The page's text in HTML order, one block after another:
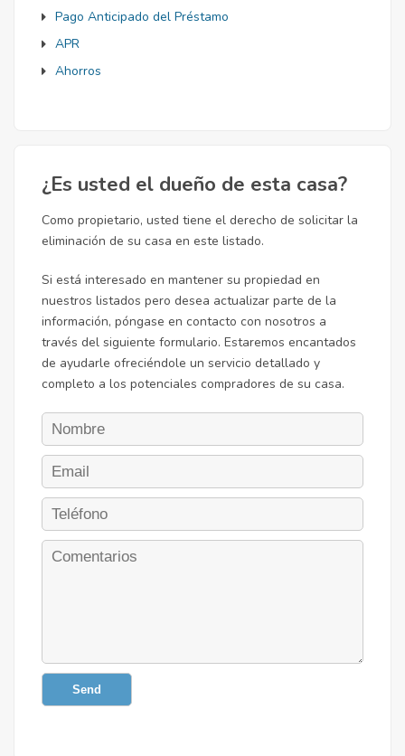
Pago Anticipado del Préstamo
APR
Ahorros
¿Es usted el dueño de esta casa?
Como propietario, usted tiene el derecho de solicitar la
eliminación de su casa en este listado.
Si está interesado en mantener su propiedad en
nuestros listados pero desea actualizar parte de la
información, póngase en contacto con nosotros a
través del siguiente formulario. Estaremos encantados
de ayudarle ofreciéndole un servicio detallado y
completo a los potenciales compradores de su casa.
Send